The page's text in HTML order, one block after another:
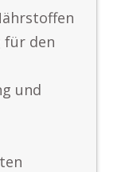
für den
und